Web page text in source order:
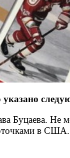
Буцаева. Не
в США.